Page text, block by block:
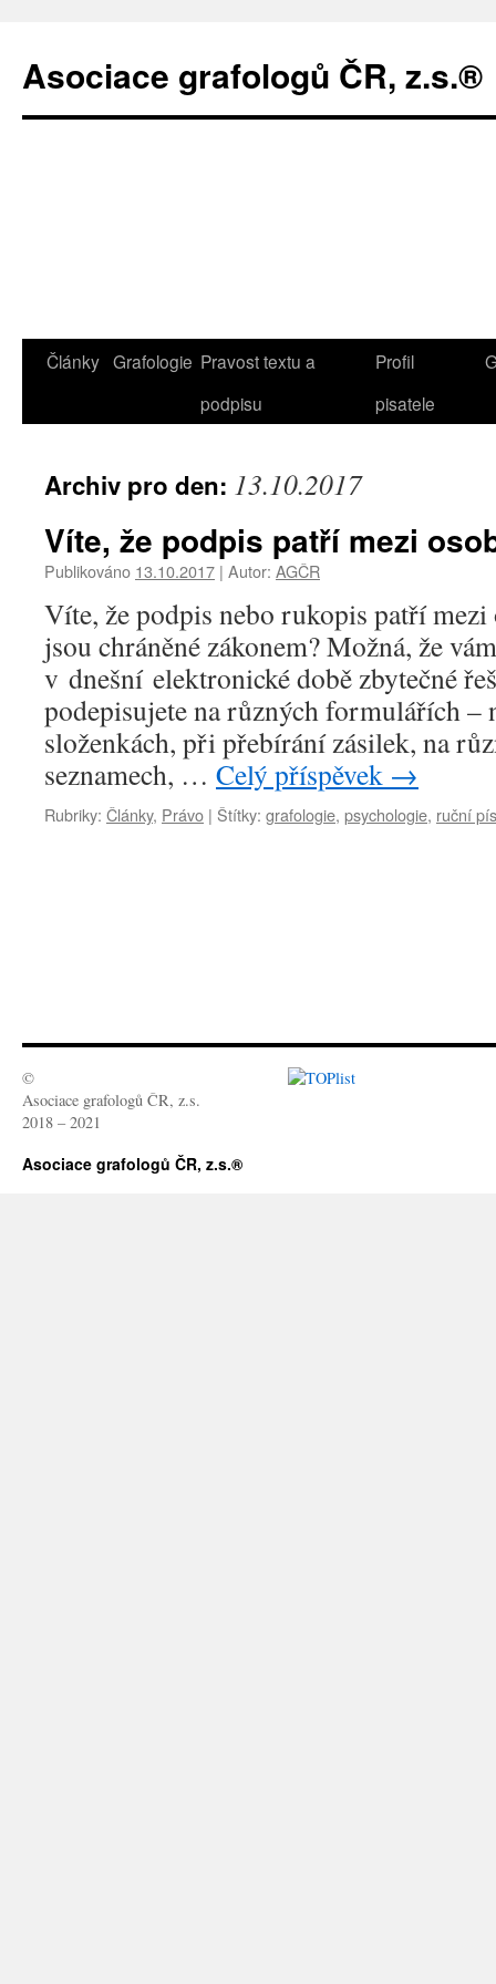
Asociace grafologů ČR, z.s.®
Přejít
webu
Články Grafologie Pravost textu a
podpisu
Profil
pisatele
Archiv pro den: 13.10.2017
Víte, že podpis patří mezi
Publikováno 13.10.2017 | Autor: AGČR
Víte, že podpis nebo rukopis patří mezi
jsou chráněné zákonem? Možná, že
v dnešní elektronické době zbytečné
podepisujete na různých formulářích –
složenkách, při přebírání zásilek, na
seznamech, … Celý příspěvek →
Rubriky: Články, Právo | Štítky: grafologie, psychologie, ruční
©
Asociace grafologů ČR, z.s.
2018 – 2021
Asociace grafologů ČR, z.s.®